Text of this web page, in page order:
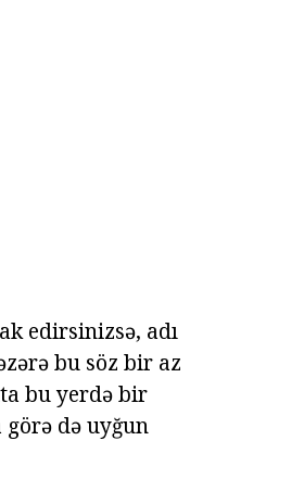
edirsinizsə, adı
bu söz bir az
bu yerdə bir
də uyğun